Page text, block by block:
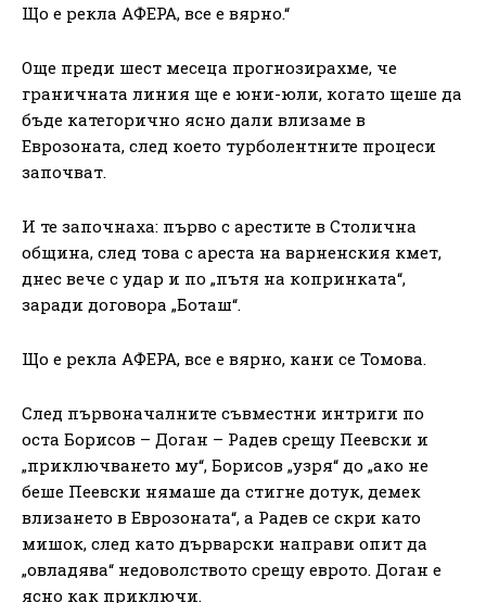
Що е рекла АФЕРА, все е вярно.“
Още преди шест месеца прогнозирахме, че
граничната линия ще е юни-юли, когато щеше да
бъде категорично ясно дали влизаме в
Еврозоната, след което турболентните процеси
започват.
И те започнаха: първо с арестите в Столична
община, след това с ареста на варненския кмет,
днес вече с удар и по „пътя на копринката“,
заради договора „Боташ“.
Що е рекла АФЕРА, все е вярно, кани се Томова.
След първоначалните съвместни интриги по
оста Борисов – Доган – Радев срещу Пеевски и
„приключването му“, Борисов „узря“ до „ако не
беше Пеевски нямаше да стигне дотук, демек
влизането в Еврозоната“, а Радев се скри като
мишок, след като дърварски направи опит да
„овладява“ недоволството срещу еврото. Доган е
ясно как приключи.